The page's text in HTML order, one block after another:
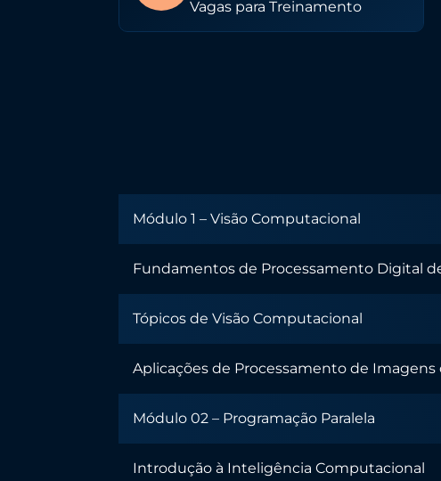
Vagas para Treinamento
Módulo 1 – Visão Computacional
Fundamentos de Processamento Digital
Tópicos de Visão Computacional
Aplicações de Processamento de
Módulo 02 – Programação Paralela
Introdução à Inteligência Computacional